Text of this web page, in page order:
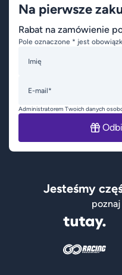
Na pierwsze
Rabat na zamówienie
Pole oznaczone * jest
Imię
E-mail*
Administratorem Twoich danych
Jesteśmy